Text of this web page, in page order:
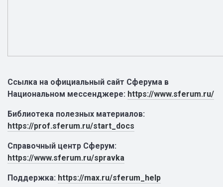
Ссылка на официальный сайт Сферума в
Национальном мессенджере: https://www.sferum.ru/
Библиотека полезных материалов:
https://prof.sferum.ru/start_docs
Справочный центр Сферум:
https://www.sferum.ru/spravka
Поддержка: https://max.ru/sferum_help